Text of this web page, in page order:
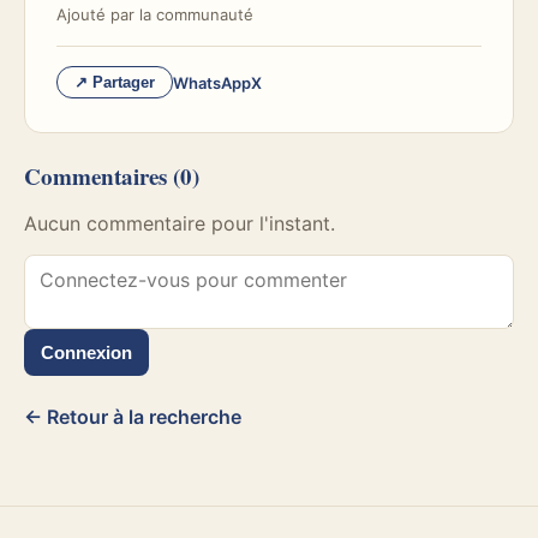
Ajouté par la communauté
↗ Partager WhatsAppX
Commentaires (0)
Aucun commentaire pour l'instant.
Connexion
← Retour à la recherche